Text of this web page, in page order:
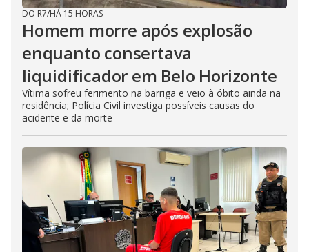
DO R7/HÁ 15 HORAS
Homem morre após explosão
enquanto consertava
liquidificador em Belo Horizonte
Vítima sofreu ferimento na barriga e veio à óbito ainda na
residência; Polícia Civil investiga possíveis causas do
acidente e da morte